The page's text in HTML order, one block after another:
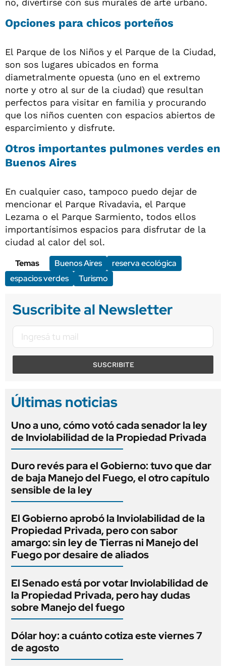
Opciones para chicos porteños
El Parque de los Niños y el Parque de la Ciudad,
son sos lugares ubicados en forma
diametralmente opuesta (uno en el extremo
norte y otro al sur de la ciudad) que resultan
perfectos para visitar en familia y procurando
que los niños cuenten con espacios abiertos de
esparcimiento y disfrute.
Otros importantes pulmones verdes en
Buenos Aires
En cualquier caso, tampoco puedo dejar de
mencionar el Parque Rivadavia, el Parque
Lezama o el Parque Sarmiento, todos ellos
importantísimos espacios para disfrutar de la
ciudad al calor del sol.
Temas
Buenos Aires
reserva ecológica
espacios verdes
Turismo
Suscribite al Newsletter
SUSCRIBITE
Últimas noticias
Uno a uno, cómo votó cada senador la ley
de Inviolabilidad de la Propiedad Privada
Duro revés para el Gobierno: tuvo que dar
de baja Manejo del Fuego, el otro capítulo
sensible de la ley
El Gobierno aprobó la Inviolabilidad de la
Propiedad Privada, pero con sabor
amargo: sin ley de Tierras ni Manejo del
Fuego por desaire de aliados
El Senado está por votar Inviolabilidad de
la Propiedad Privada, pero hay dudas
sobre Manejo del fuego
Dólar hoy: a cuánto cotiza este viernes 7
de agosto